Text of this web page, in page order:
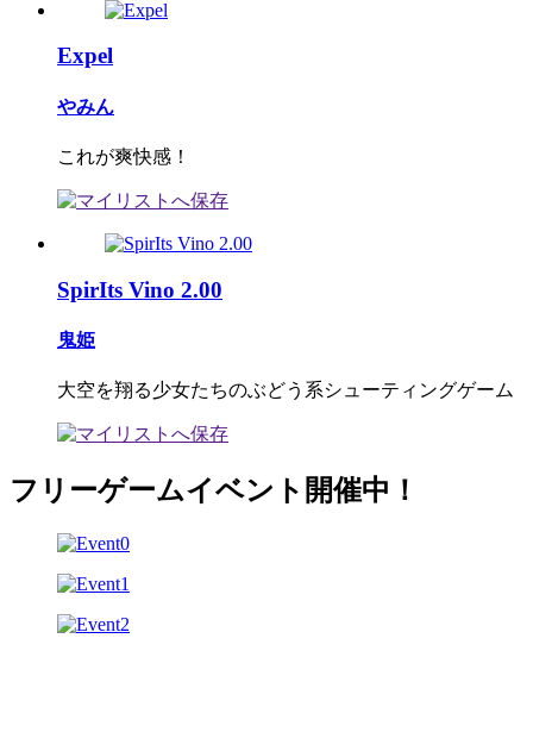
Expel
やみん
これが爽快感！
SpirIts Vino 2.00
鬼姫
大空を翔る少女たちのぶどう系シューティングゲーム
フリーゲームイベント開催中！